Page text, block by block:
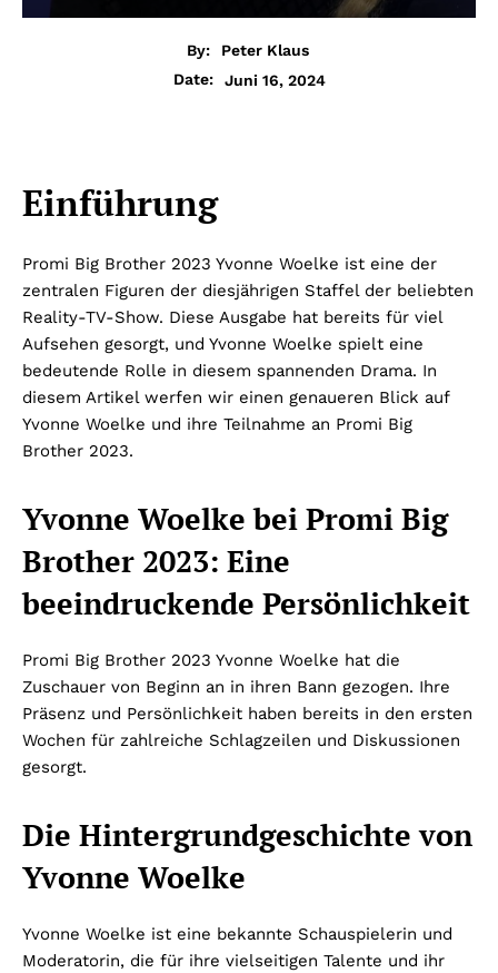
By:
Peter Klaus
Date:
Juni 16, 2024
Einführung
Promi Big Brother 2023 Yvonne Woelke ist eine der
zentralen Figuren der diesjährigen Staffel der beliebten
Reality-TV-Show. Diese Ausgabe hat bereits für viel
Aufsehen gesorgt, und Yvonne Woelke spielt eine
bedeutende Rolle in diesem spannenden Drama. In
diesem Artikel werfen wir einen genaueren Blick auf
Yvonne Woelke und ihre Teilnahme an Promi Big
Brother 2023.
Yvonne Woelke bei Promi Big
Brother 2023: Eine
beeindruckende Persönlichkeit
Promi Big Brother 2023 Yvonne Woelke hat die
Zuschauer von Beginn an in ihren Bann gezogen. Ihre
Präsenz und Persönlichkeit haben bereits in den ersten
Wochen für zahlreiche Schlagzeilen und Diskussionen
gesorgt.
Die Hintergrundgeschichte von
Yvonne Woelke
Yvonne Woelke ist eine bekannte Schauspielerin und
Moderatorin, die für ihre vielseitigen Talente und ihr